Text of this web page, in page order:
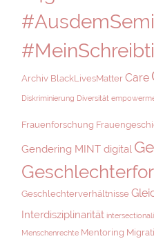
Archiv BlackLivesMatter Care
Diskriminierung Diversität
Frauenforschung
Gendering MINT digital
Geschlechterverhältnisse
Interdisziplinarität
Menschenrechte Mentoring